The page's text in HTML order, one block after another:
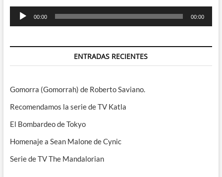
Reproductor
00:00 00:00
ENTRADAS RECIENTES
Gomorra (Gomorrah) de Roberto Saviano.
Recomendamos la serie de TV Katla
El Bombardeo de Tokyo
Homenaje a Sean Malone de Cynic
Serie de TV The Mandalorian